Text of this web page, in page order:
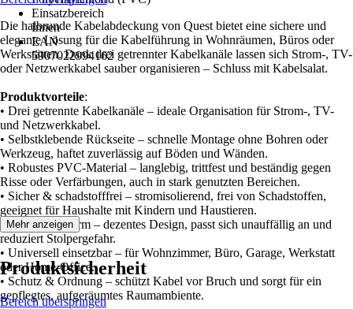
Einsatzbereich
Innen
EAN
5907022994162
Die halbrunde Kabelabdeckung von Quest bietet eine sichere und
elegante Lösung für die Kabelführung in Wohnräumen, Büros oder
Werkstätten. Dank drei getrennter Kabelkanäle lassen sich Strom-, TV-
oder Netzwerkkabel sauber organisieren – Schluss mit Kabelsalat.
Produktvorteile:
• Drei getrennte Kabelkanäle – ideale Organisation für Strom-, TV-
und Netzwerkkabel.
• Selbstklebende Rückseite – schnelle Montage ohne Bohren oder
Werkzeug, haftet zuverlässig auf Böden und Wänden.
• Robustes PVC-Material – langlebig, trittfest und beständig gegen
Risse oder Verfärbungen, auch in stark genutzten Bereichen.
• Sicher & schadstofffrei – stromisolierend, frei von Schadstoffen,
geeignet für Haushalte mit Kindern und Haustieren.
• Halbrunde Form – dezentes Design, passt sich unauffällig an und
reduziert Stolpergefahr.
• Universell einsetzbar – für Wohnzimmer, Büro, Garage, Werkstatt
oder Home-Office.
• Schutz & Ordnung – schützt Kabel vor Bruch und sorgt für ein
gepflegtes, aufgeräumtes Raumambiente.
Mehr anzeigen
Produktsicherheit
Bereich überspringen